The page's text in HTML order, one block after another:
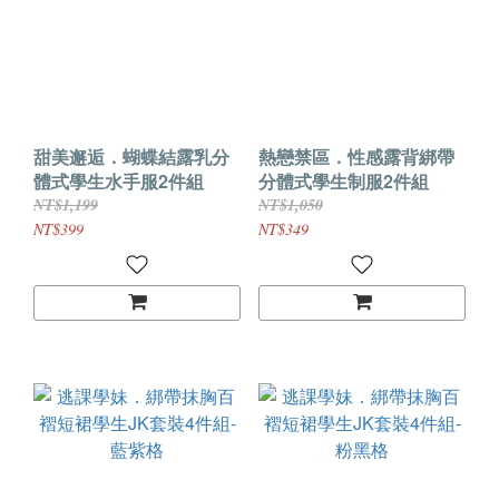
甜美邂逅．蝴蝶結露乳分
體式學生水手服2件組
NT$1,199
NT$399
熱戀禁區．性感露背綁帶
分體式學生制服2件組
NT$1,050
NT$349